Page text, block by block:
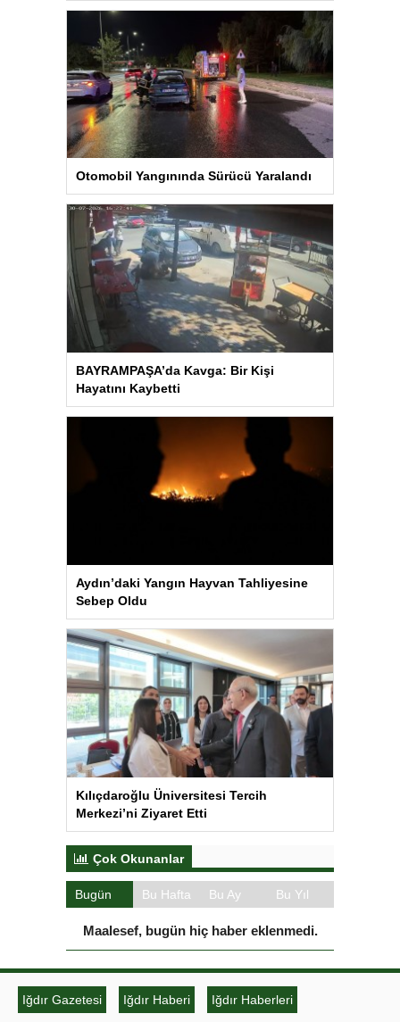
Otomobil Yangınında Sürücü Yaralandı
BAYRAMPAŞA’da Kavga: Bir Kişi
Hayatını Kaybetti
Aydın’daki Yangın Hayvan Tahliyesine
Sebep Oldu
Kılıçdaroğlu Üniversitesi Tercih
Merkezi’ni Ziyaret Etti
Çok Okunanlar
Bugün Bu Hafta Bu Ay Bu Yıl
Maalesef, bugün hiç haber eklenmedi.
Iğdır Gazetesi Iğdır Haberi Iğdır Haberleri